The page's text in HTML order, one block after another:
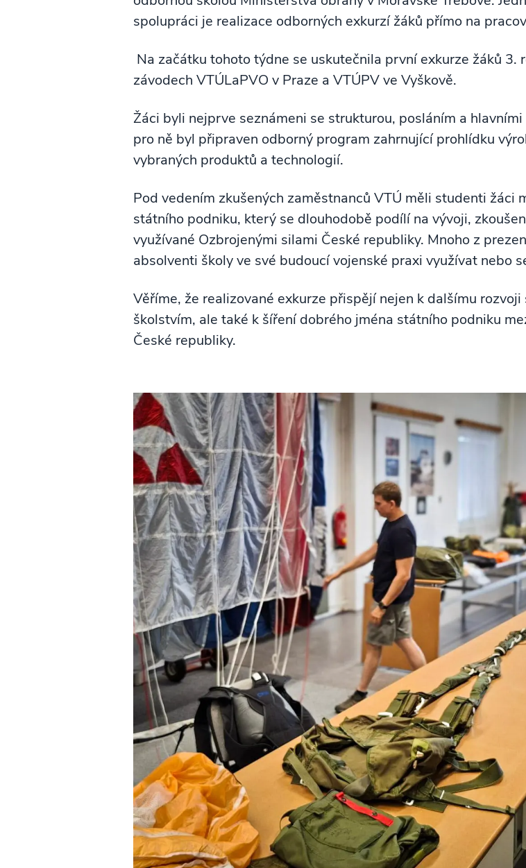
spolupráci je realizace odborných exkurzí žáků přímo na
Na začátku tohoto týdne se uskutečnila první exkurze žáků 3.
závodech VTÚLaPVO v Praze a VTÚPV ve Vyškově.
Žáci byli nejprve seznámeni se strukturou, posláním a
pro ně byl připraven odborný program zahrnující prohlídku
vybraných produktů a technologií.
Pod vedením zkušených zaměstnanců VTÚ měli studenti
státního podniku, který se dlouhodobě podílí na vývoji,
využívané Ozbrojenými silami České republiky. Mnoho z
absolventi školy ve své budoucí vojenské praxi využívat nebo
Věříme, že realizované exkurze přispějí nejen k dalšímu
školstvím, ale také k šíření dobrého jména státního podniku
České republiky.